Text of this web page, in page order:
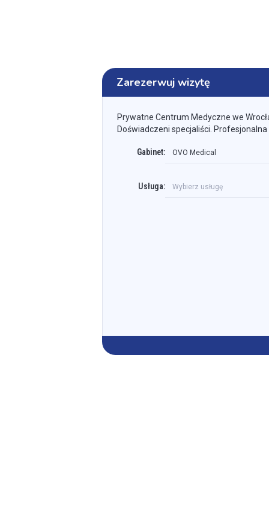
Zarezerwuj wizytę
Prywatne Centrum Medyczne we
Doświadczeni specjaliści.
Gabinet: OVO Medical
Usługa: Wybierz usługę